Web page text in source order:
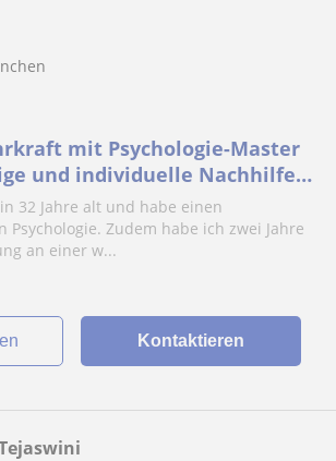
mit Psychologie-Master
und individuelle Nachhilfe
32 Jahre alt und habe einen
Psychologie. Zudem habe ich zwei Jahre
an einer w...
Kontaktieren